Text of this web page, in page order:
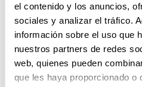
el contenido y los anuncios,
sociales y analizar el tráfico.
información sobre el uso que
nuestros partners de redes
web, quienes pueden
que les haya proporcionado o
RIBES
RAFAELA
RILEY